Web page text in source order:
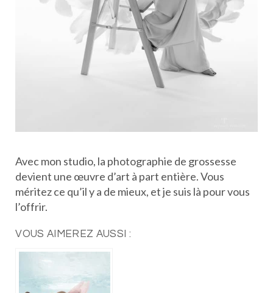
Avec mon studio, la photographie de grossesse
devient une œuvre d’art à part entière. Vous
méritez ce qu’il y a de mieux, et je suis là pour vous
l’offrir.
VOUS AIMEREZ AUSSI :